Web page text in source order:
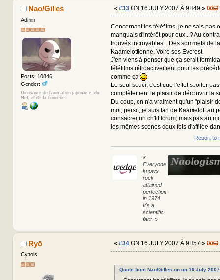
Nao/Gilles
Admin
Posts: 10846
Gender:
Dinosaure de l'animation japonaise, du
Net, et de la connerie.
« #33ON 16 JULY 2007 À 9H49 »
Concernant les téléfilms, je ne sais pas
manquais d'intérêt pour eux...? Au
trouvés incroyables... Des sommets de
Kaamelottienne. Voire ses Everest.
J'en viens à penser que ça serait
téléfilms rétroactivement pour les
comme ça
Le seul souci, c'est que l'effet spoiler
complètement le plaisir de découvrir la
Du coup, on n'a vraiment qu'un "plaisir
moi, perso, je suis fan de Kaamelott au
consacrer un ch'tit forum, mais pas au
les mêmes scènes deux fois d'affilée
Report to
«
Everyone
knows
rock
attained
perfection
in 1974.
It's a
scientific
fact. »
Ryō
Cynois
« #34ON 16 JULY 2007 À 9H57 »
Quote from Nao/Gilles on on 16 July